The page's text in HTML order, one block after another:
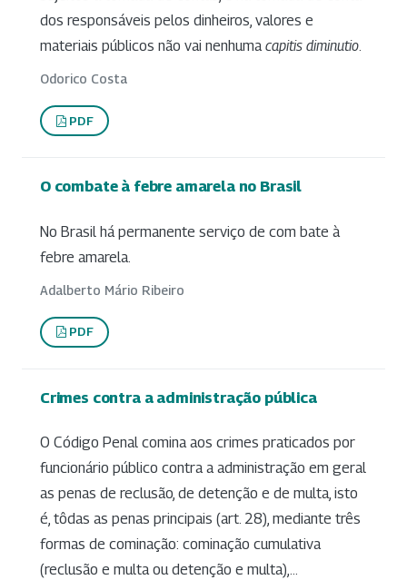
dos responsáveis pelos dinheiros, valores e
materiais públicos não vai nenhumacapitis diminutio.
Odorico Costa
PDF
O combate à febre amarela no Brasil
No Brasil há permanente serviço de com bate à
febre amarela.
Adalberto Mário Ribeiro
PDF
Crimes contra a administração pública
O Código Penal comina aos crimes praticados por
funcionário público contra a administração em geral
as penas de reclusão, de detenção e de multa, isto
é, tôdas as penas principais (art. 28), mediante três
formas de cominação: cominação cumulativa
(reclusão e multa ou detenção e multa),...